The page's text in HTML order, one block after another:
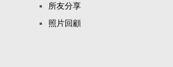
所友分享
照片回顧